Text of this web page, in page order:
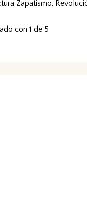
Zapatismo,
con 1 de 5